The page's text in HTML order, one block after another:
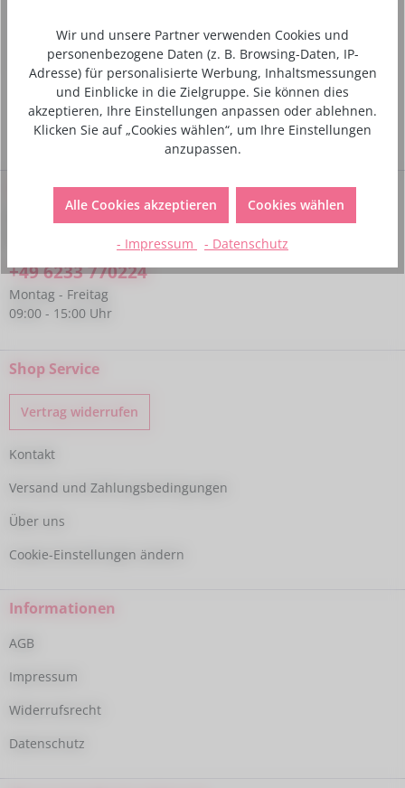
Hersteller- und Sicherheitsinformationen
Service-Hotline
Bei Fragen kannst du uns gerne telefonisch unter folgender
Nummer kontaktieren:
+49 6233 770224
Montag - Freitag
09:00 - 15:00 Uhr
Shop Service
Vertrag widerrufen
Kontakt
Versand und Zahlungsbedingungen
Über uns
Cookie-Einstellungen ändern
Informationen
AGB
Impressum
Widerrufsrecht
Datenschutz
Wir und unsere Partner verwenden Cookies und
personenbezogene Daten (z. B. Browsing-Daten, IP-
Adresse) für personalisierte Werbung, Inhaltsmessungen
und Einblicke in die Zielgruppe. Sie können dies
akzeptieren, Ihre Einstellungen anpassen oder ablehnen.
Klicken Sie auf „Cookies wählen“, um Ihre Einstellungen
anzupassen.
Alle Cookies akzeptieren Cookies wählen
- Impressum - Datenschutz